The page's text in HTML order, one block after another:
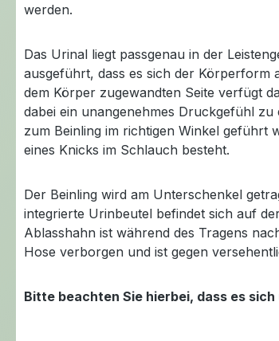
werden.
Das Urinal liegt passgenau in der
ausgeführt, dass es sich der Körperform
dem Körper zugewandten Seite verfügt
dabei ein unangenehmes Druckgefühl
zum Beinling im richtigen Winkel geführt
eines Knicks im Schlauch besteht.
Der Beinling wird am Unterschenkel
integrierte Urinbeutel befindet sich auf
Ablasshahn ist während des Tragens
Hose verborgen und ist gegen
Bitte beachten Sie hierbei, dass es